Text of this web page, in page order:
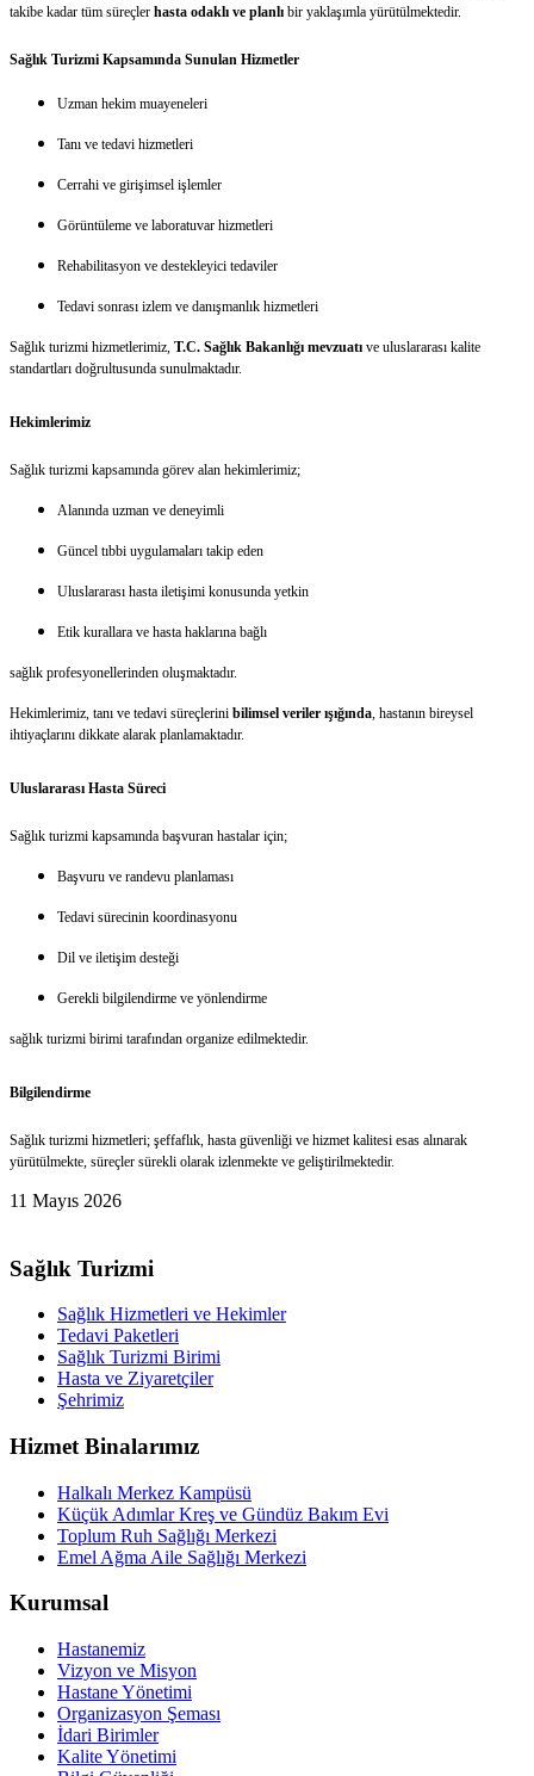
takibe kadar tüm süreçler hasta odaklı ve planlı bir yaklaşımla yürütülmektedir.
Sağlık Turizmi Kapsamında Sunulan Hizmetler
Uzman hekim muayeneleri
Tanı ve tedavi hizmetleri
Cerrahi ve girişimsel işlemler
Görüntüleme ve laboratuvar hizmetleri
Rehabilitasyon ve destekleyici tedaviler
Tedavi sonrası izlem ve danışmanlık hizmetleri
Sağlık turizmi hizmetlerimiz, T.C. Sağlık Bakanlığı mevzuatı ve uluslararası kalite
standartları doğrultusunda sunulmaktadır.
Hekimlerimiz
Sağlık turizmi kapsamında görev alan hekimlerimiz;
Alanında uzman ve deneyimli
Güncel tıbbi uygulamaları takip eden
Uluslararası hasta iletişimi konusunda yetkin
Etik kurallara ve hasta haklarına bağlı
sağlık profesyonellerinden oluşmaktadır.
Hekimlerimiz, tanı ve tedavi süreçlerini bilimsel veriler ışığında, hastanın bireysel
ihtiyaçlarını dikkate alarak planlamaktadır.
Uluslararası Hasta Süreci
Sağlık turizmi kapsamında başvuran hastalar için;
Başvuru ve randevu planlaması
Tedavi sürecinin koordinasyonu
Dil ve iletişim desteği
Gerekli bilgilendirme ve yönlendirme
sağlık turizmi birimi tarafından organize edilmektedir.
Bilgilendirme
Sağlık turizmi hizmetleri; şeffaflık, hasta güvenliği ve hizmet kalitesi esas alınarak
yürütülmekte, süreçler sürekli olarak izlenmekte ve geliştirilmektedir.
11 Mayıs 2026
Sağlık Turizmi
Sağlık Hizmetleri ve Hekimler
Tedavi Paketleri
Sağlık Turizmi Birimi
Hasta ve Ziyaretçiler
Şehrimiz
Hizmet Binalarımız
Halkalı Merkez Kampüsü
Küçük Adımlar Kreş ve Gündüz Bakım Evi
Toplum Ruh Sağlığı Merkezi
Emel Ağma Aile Sağlığı Merkezi
Kurumsal
Hastanemiz
Vizyon ve Misyon
Hastane Yönetimi
Organizasyon Şeması
İdari Birimler
Kalite Yönetimi